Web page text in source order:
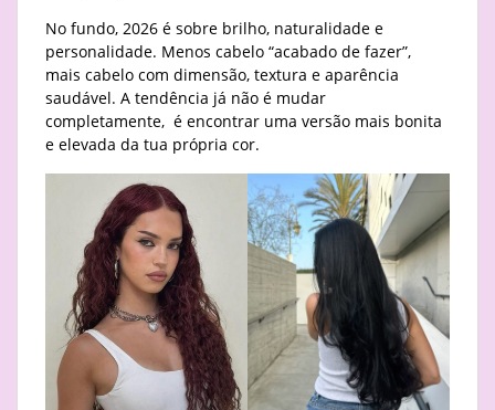
No fundo, 2026 é sobre brilho, naturalidade e
personalidade. Menos cabelo “acabado de fazer”,
mais cabelo com dimensão, textura e aparência
saudável. A tendência já não é mudar
completamente, é encontrar uma versão mais bonita
e elevada da tua própria cor.